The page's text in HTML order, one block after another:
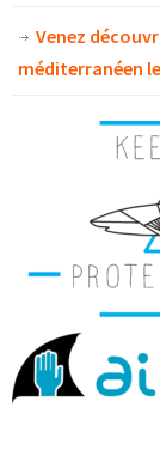
Venez
méditerranéen